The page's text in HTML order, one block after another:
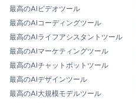
最高のAIビデオツール
最高のAIコーディングツール
最高のAIライフアシスタントツール
最高のAIマーケティングツール
最高のAIチャットボットツール
最高のAIデザインツール
最高のAI大規模モデルツール